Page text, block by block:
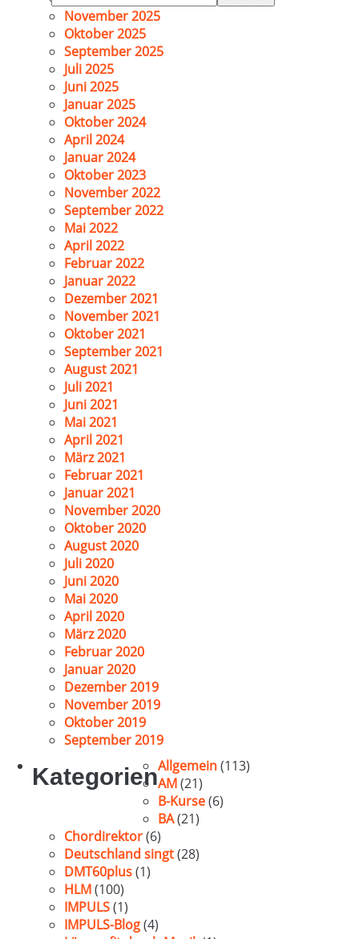
nach:
November 2025
Oktober 2025
September 2025
Juli 2025
Juni 2025
Januar 2025
Oktober 2024
April 2024
Januar 2024
Oktober 2023
November 2022
September 2022
Mai 2022
April 2022
Februar 2022
Januar 2022
Dezember 2021
November 2021
Oktober 2021
September 2021
August 2021
Juli 2021
Juni 2021
Mai 2021
April 2021
März 2021
Februar 2021
Januar 2021
November 2020
Oktober 2020
August 2020
Juli 2020
Juni 2020
Mai 2020
April 2020
März 2020
Februar 2020
Januar 2020
Dezember 2019
November 2019
Oktober 2019
September 2019
KategorienAllgemein(113)
AM(21)
B-Kurse(6)
BA(21)
Chordirektor(6)
Deutschland singt(28)
DMT60plus(1)
HLM(100)
IMPULS(1)
IMPULS-Blog(4)